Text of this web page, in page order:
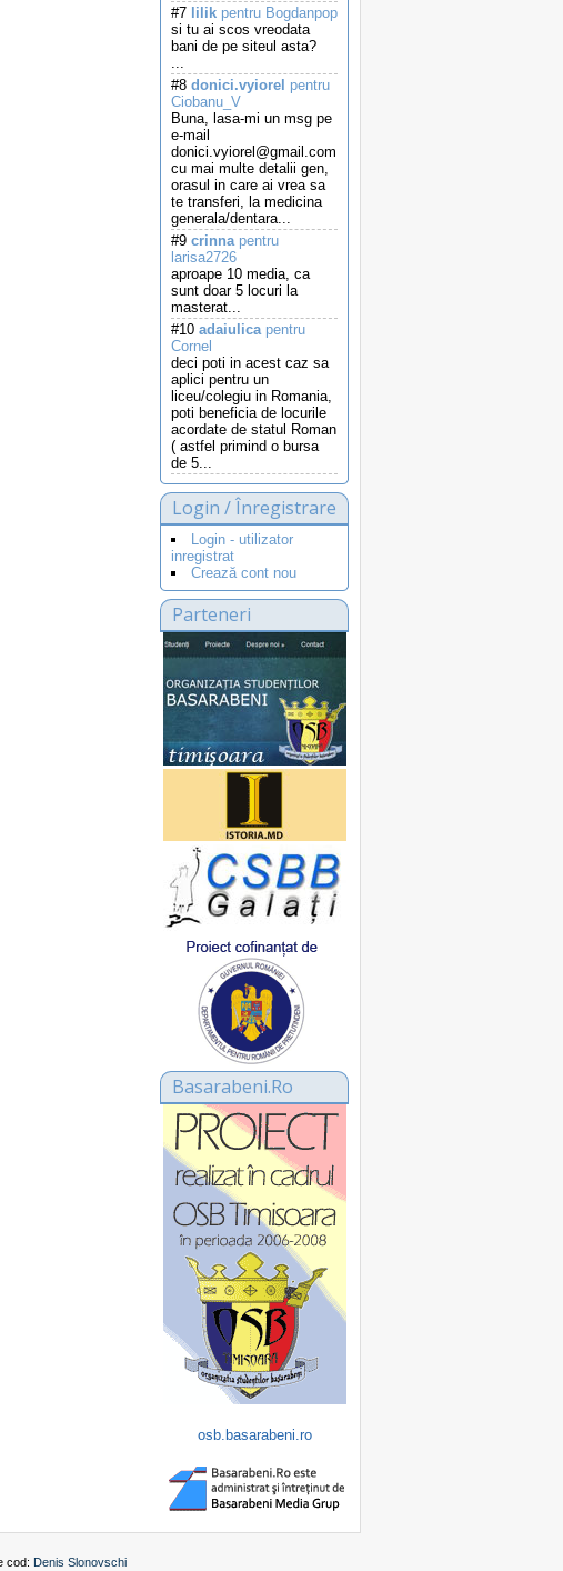
#7 lilik pentru Bogdanpop
si tu ai scos vreodata
bani de pe siteul asta?
...
#8 donici.vyiorel pentru
Ciobanu_V
Buna, lasa-mi un msg pe
e-mail
donici.vyiorel@gmail.com
cu mai multe detalii gen,
orasul in care ai vrea sa
te transferi, la medicina
generala/dentara...
#9 crinnapentru
larisa2726
aproape 10 media, ca
sunt doar 5 locuri la
masterat...
#10 adaiulicapentru
Cornel
deci poti in acest caz sa
aplici pentru un
liceu/colegiu in Romania,
poti beneficia de locurile
acordate de statul Roman
( astfel primind o bursa
de 5...
Login / Înregistrare
Login - utilizator
inregistrat
Crează cont nou
Parteneri
Basarabeni.Ro
osb.basarabeni.ro
cod: Denis Slonovschi